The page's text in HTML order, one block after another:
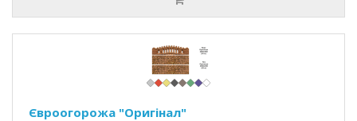
Євроогорожа "Оригінал"